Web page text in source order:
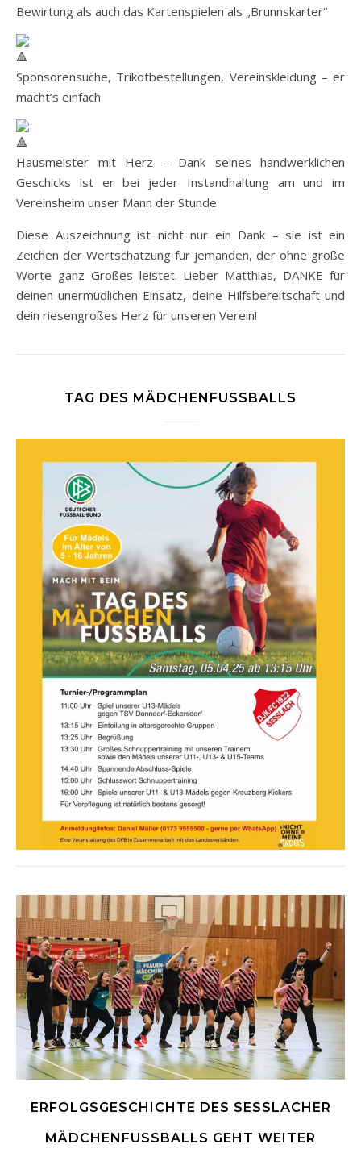
Bewirtung als auch das Kartenspielen als „Brunnskarter“
Sponsorensuche, Trikotbestellungen, Vereinskleidung – er
macht’s einfach
Hausmeister mit Herz – Dank seines handwerklichen
Geschicks ist er bei jeder Instandhaltung am und im
Vereinsheim unser Mann der Stunde
Diese Auszeichnung ist nicht nur ein Dank – sie ist ein
Zeichen der Wertschätzung für jemanden, der ohne große
Worte ganz Großes leistet. Lieber Matthias, DANKE für
deinen unermüdlichen Einsatz, deine Hilfsbereitschaft und
dein riesengroßes Herz für unseren Verein!
TAG DES MÄDCHENFUSSBALLS
ERFOLGSGESCHICHTE DES SESSLACHER M
ÄDCHENFUSSBALLS GEHT WEITER